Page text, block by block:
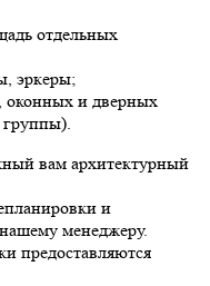
отдельных
эркеры;
оконных и дверных
группы).
вам архитектурный
и
менеджеру.
предоставляются